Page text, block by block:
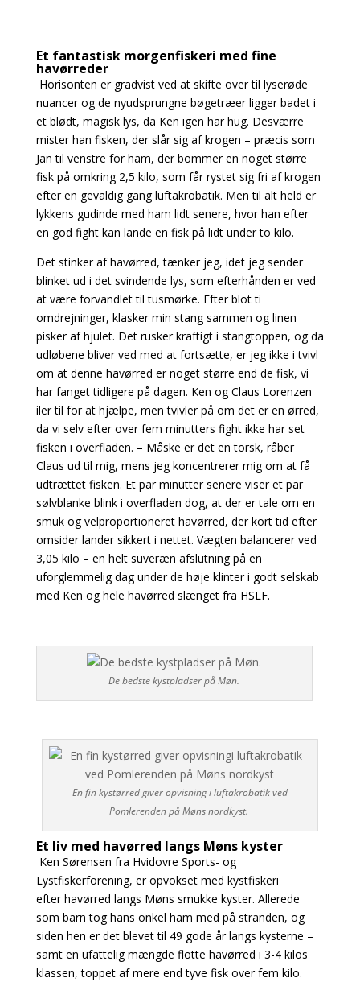
Et fantastisk morgenfiskeri med fine
havørreder
Horisonten er gradvist ved at skifte over til lyserøde
nuancer og de nyudsprungne bøgetræerligger badet i
et blødt, magisk lys, da Ken igen har hug. Desværre
mister han fisken, der slår sig af krogen – præcis som
Jan til venstre for ham, der bommer en noget større
fisk på omkring 2,5 kilo, som får rystet sig fri af krogen
efter en gevaldig gang luftakrobatik. Men til alt held er
lykkens gudinde med ham lidt senere, hvor han efter
en god fight kan lande en fisk på lidt under to kilo.
Det stinker af havørred, tænker jeg, idet jeg sender
blinket ud i det svindende lys, som efterhånden er ved
at være forvandlet til tusmørke. Efter blot ti
omdrejninger, klasker min stang sammen og linen
pisker af hjulet. Det rusker kraftigt i stangtoppen, og da
udløbene bliver ved med at fortsætte, er jeg ikke i tvivl
om at denne havørred er noget større end de fisk, vi
har fanget tidligere på dagen. Ken og Claus Lorenzen
iler til for at hjælpe, men tvivler på om det er en ørred,
da vi selv efter over fem minutters fight ikke har set
fisken i overfladen. – Måske er det entorsk, råber
Claus ud til mig, mens jeg koncentrerer mig om at få
udtrættet fisken. Et par minutter senere viser et par
sølvblanke blink i overfladen dog, at der er tale om en
smuk og velproportioneret havørred, der kort tid efter
omsider lander sikkert i nettet. Vægten balancererved
3,05 kilo – en helt suveræn afslutning på en
uforglemmelig dag under de høje klinter i godt selskab
med Ken og hele havørred slænget fra HSLF.
De bedste kystpladser på Møn.
En fin kystørred giver opvisning i luftakrobatik ved
Pomlerenden på Møns nordkyst.
Et liv med havørred langs Møns kyster
Ken Sørensen fra Hvidovre Sports- og
Lystfiskerforening, er opvokset med kystfiskeri
efterhavørred langs Møns smukke kyster. Allerede
som barn tog hans onkel ham med på stranden, og
siden hen er det blevet til 49 gode år langs kysterne –
samt en ufattelig mængde flotte havørred i 3-4 kilos
klassen, toppet af mere end tyve fisk over fem kilo.